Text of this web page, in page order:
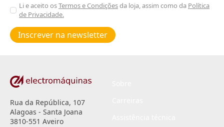
Aceitar
Poiticas
de
privacidade
Li e aceito osTermos e Condiçõesda loja, assim como da Política
de Privacidade.
Inscrever na newsletter
Rua da República, 107
Alagoas - Santa Joana
3810-551 Aveiro